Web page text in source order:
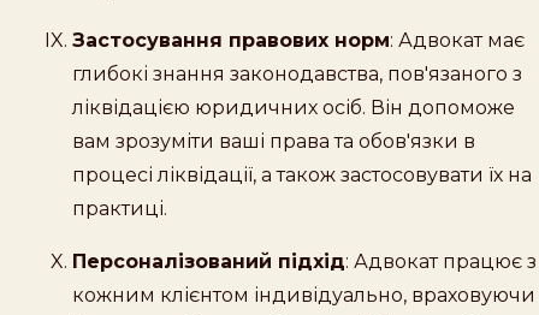
Застосування правових норм: Адвокат має
глибокі знання законодавства, пов'язаного з
ліквідацією юридичних осіб. Він допоможе
вам зрозуміти ваші права та обов'язки в
процесі ліквідації, а також застосовувати їх на
практиці.
Персоналізований підхід: Адвокат працює з
кожним клієнтом індивідуально, враховуючи